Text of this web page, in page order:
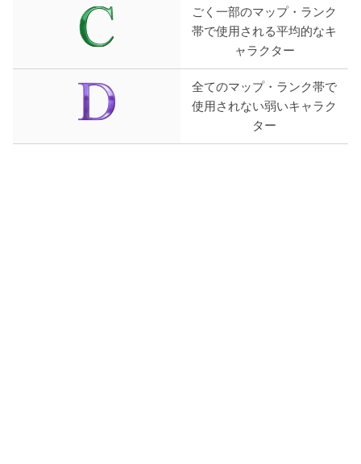
ごく一部のマップ・ランク
帯で使用される平均的なキ
ャラクター
全てのマップ・ランク帯で
使用されない弱いキャラク
ター